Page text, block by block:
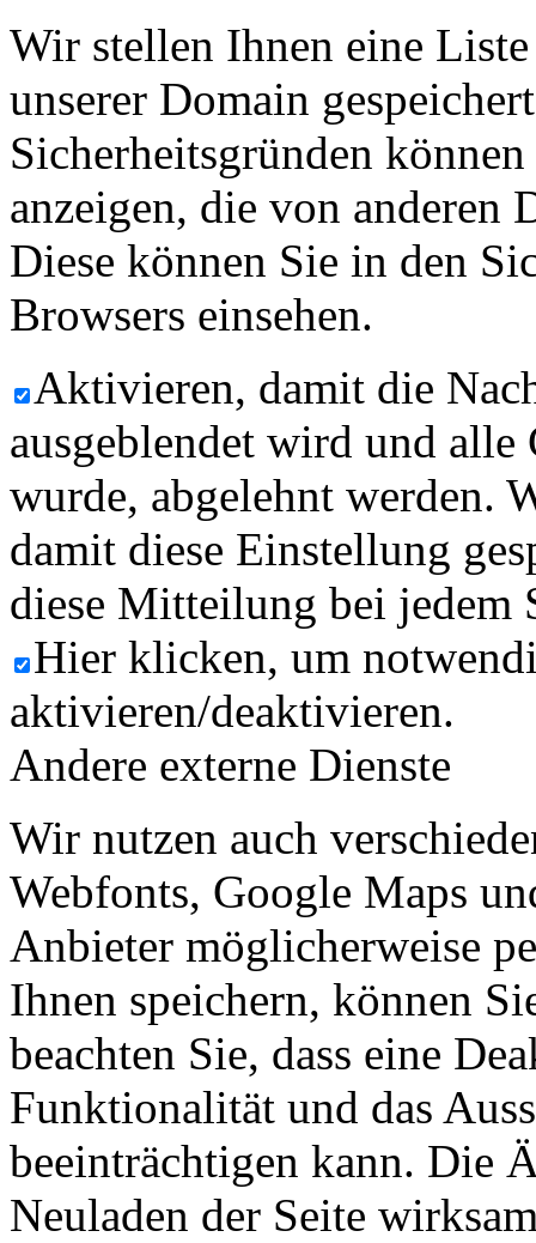
Wir stellen Ihnen eine
unserer Domain
Sicherheitsgründen
anzeigen, die von anderen
Diese können Sie in den
Browsers einsehen.
Aktivieren, damit die
ausgeblendet wird und
wurde, abgelehnt werden.
damit diese Einstellung
diese Mitteilung bei jedem
Hier klicken, um
aktivieren/deaktivieren.
Andere externe Dienste
Wir nutzen auch
Webfonts, Google Maps
Anbieter möglicherweise
Ihnen speichern, können
beachten Sie, dass eine
Funktionalität und das
beeinträchtigen kann. Die
Neuladen der Seite